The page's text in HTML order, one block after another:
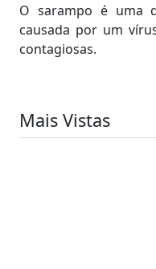
O sarampo é uma
causada por um
contagiosas.
Mais Vistas